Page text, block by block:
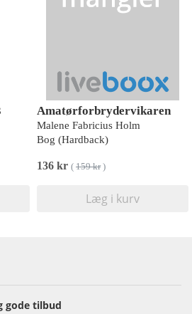
Amatørforbrydervikaren
Malene Fabricius Holm
Bog (Hardback)
136 kr ( 159 kr)
Læg i kurv
gode tilbud